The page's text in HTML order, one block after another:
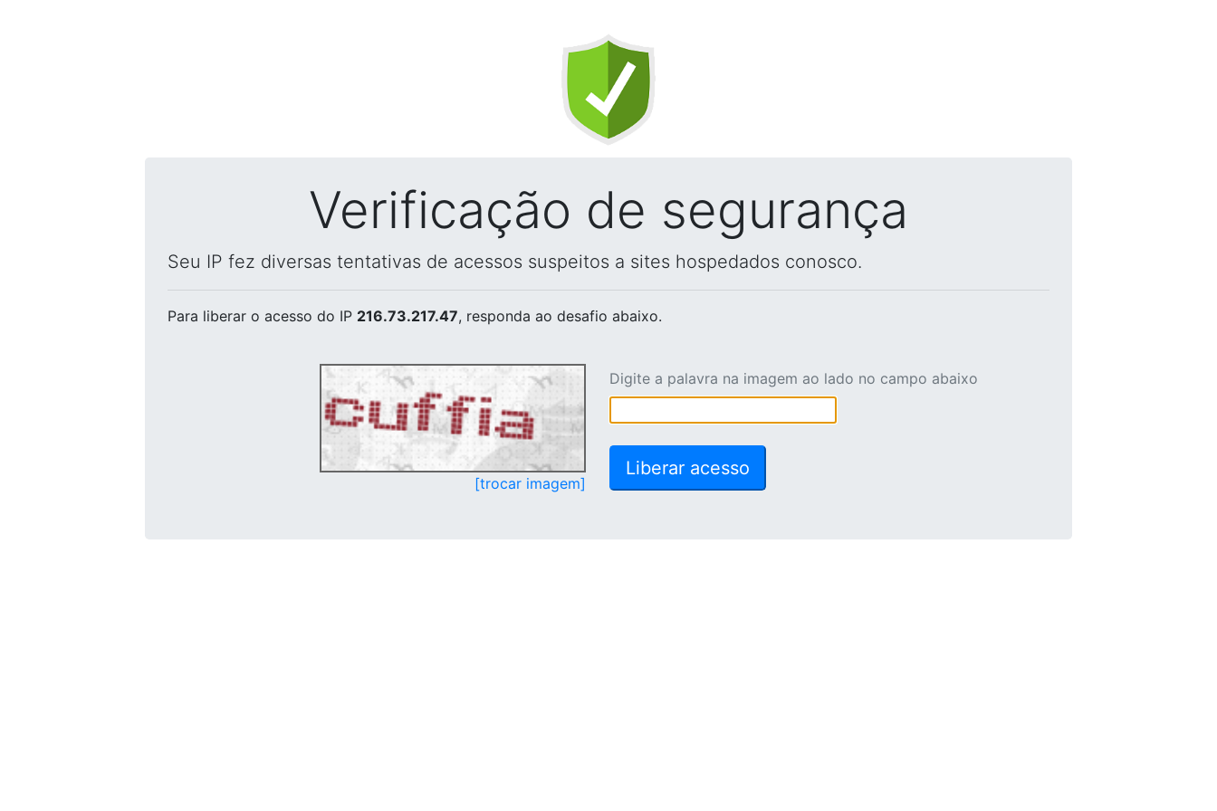
Verificação de segurança
Seu IP fez diversas tentativas de acessos suspeitos a sites hospedados conosco.
Para liberar o acesso do IP 216.73.217.47, responda ao desafio abaixo.
[trocar imagem]
Digite a palavra na imagem ao lado no campo abaixo